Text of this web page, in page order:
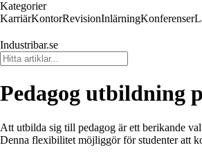
Kategorier
KarriärKontorRevisionInlärningKonferenser
Industribar.se
Pedagog utbildning
Att utbilda sig till pedagog är ett berikande
Denna flexibilitet möjliggör för studenter att